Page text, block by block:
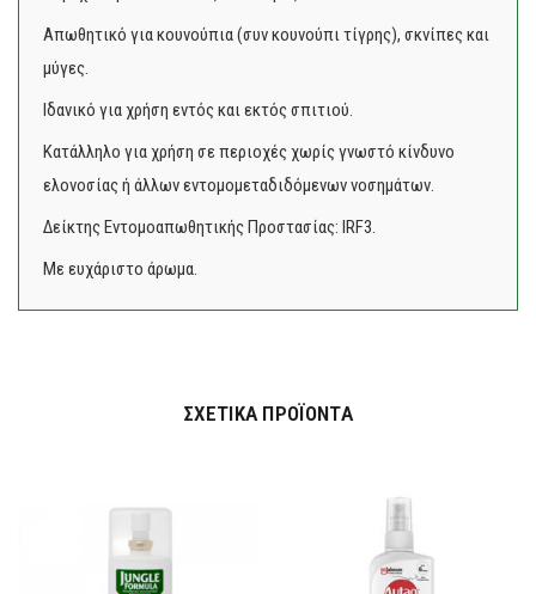
Απωθητικό για κουνούπια (συν κουνούπι τίγρης), σκνίπες και
μύγες.
Ιδανικό για χρήση εντός και εκτός σπιτιού.
Κατάλληλο για χρήση σε περιοχές χωρίς γνωστό κίνδυνο
ελονοσίας ή άλλων εντομομεταδιδόμενων νοσημάτων.
Δείκτης Εντομοαπωθητικής Προστασίας: IRF3.
Με ευχάριστο άρωμα.
ΣΧΕΤΙΚΆ ΠΡΟΪΌΝΤΑ